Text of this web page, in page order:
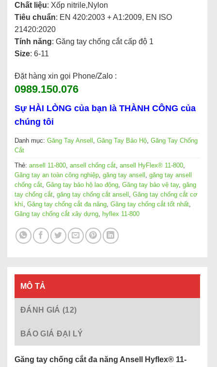
Chất liệu: Xốp nitrile,Nylon
Tiêu chuẩn: EN 420:2003 + A1:2009, EN ISO
21420:2020
Tính năng: Găng tay chống cắt cấp độ 1
Size: 6-11
Đặt hàng xin gọi Phone/Zalo :
0989.150.076
Sự HÀI LÒNG của bạn là THÀNH CÔNG của
chúng tôi
Danh mục: Găng Tay Ansell , Găng Tay Bảo Hộ, Găng Tay Chống
Cắt
Thẻ: ansell 11-800, ansell chống cắt, ansell HyFlex® 11-800,
Găng tay an toàn công nghiệp, găng tay ansell , găng tay ansell
chống cắt, Găng tay bảo hộ lao động, Găng tay bảo vệ tay, găng
tay chống cắt, găng tay chống cắt ansell , Găng tay chống cắt cơ
khí, Găng tay chống cắt đa năng, Găng tay chống cắt tốt nhất,
Găng tay chống cắt xây dựng, hyflex 11-800
MÔ TẢ
ĐÁNH GIÁ (12)
BÁO GIÁ ĐẠI LÝ
Găng tay chống cắt đa năng Ansell Hyflex® 11-